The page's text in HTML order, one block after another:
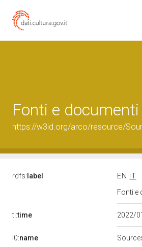
Fonti e
https://w3id.org/arco/resource/
rdfs: label EN
IT
Fonti e
ti:time 2022/
l0:name